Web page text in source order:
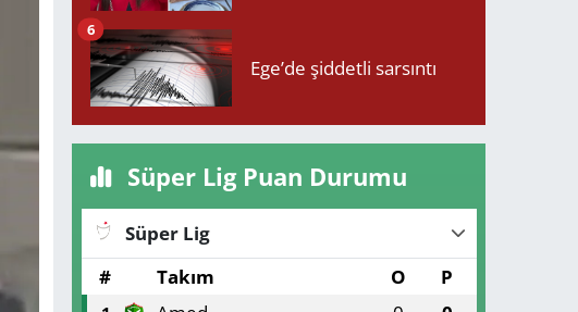
Ege’de şiddetli sarsıntı
6
Süper Lig Puan Durumu
Süper Lig
#
Takım O P